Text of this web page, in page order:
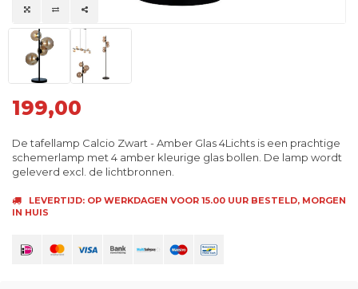
199,00
De tafellamp Calcio Zwart - Amber Glas 4Lichts is een prachtige
schemerlamp met 4 amber kleurige glas bollen. De lamp wordt
geleverd excl. de lichtbronnen.
LEVERTIJD: OP WERKDAGEN VOOR 15.00 UUR BESTELD, MORGEN
IN HUIS